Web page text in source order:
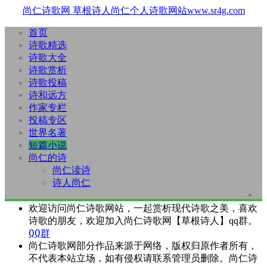
尚仁诗歌网 草根诗人尚仁个人诗歌网站www.sr4g.com
首页
诗歌精选
诗歌大全
诗歌赏析
诗歌投稿
诗和远方
作家专栏
投稿专区
世界名著
短篇小说
尚仁的诗
尚仁读诗
诗人尚仁
欢迎访问尚仁诗歌网站，一起赏析现代诗歌之美，喜欢
诗歌的朋友，欢迎加入尚仁诗歌网【草根诗人】qq群。
QQ群
尚仁诗歌网部分作品来源于网络，版权归原作者所有，
不代表本站立场，如有侵权请联系管理员删除。尚仁诗